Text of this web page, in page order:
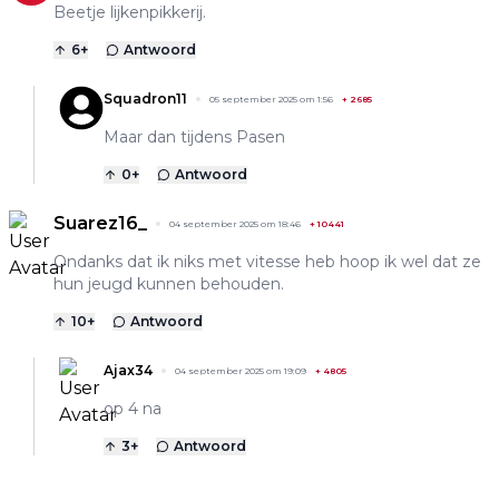
Beetje lijkenpikkerij.
6+ Antwoord
Squadron11 05 september 2025 om 1:56 + 2685
Maar dan tijdens Pasen
0+ Antwoord
Suarez16_ 04 september 2025 om 18:46 +10441
Ondanks dat ik niks met vitesse heb hoop ik wel dat ze
hun jeugd kunnen behouden.
10+ Antwoord
Ajax34 04 september 2025 om 19:09 + 4805
op 4 na
3+ Antwoord